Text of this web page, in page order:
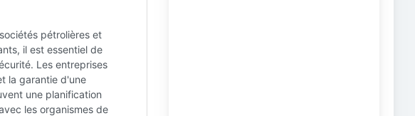
pétrolières et
il est essentiel de
Les entreprises
la garantie d'une
une planification
les organismes de